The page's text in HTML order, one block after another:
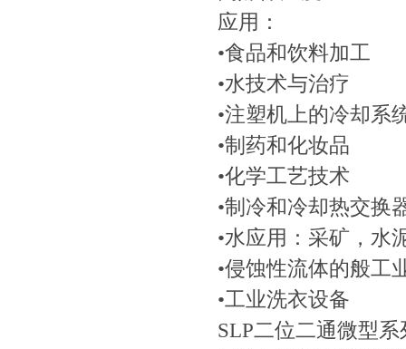
应用：
•食品和饮料加工
•水技术与治疗
•注塑机上的冷却系
•制药和化妆品
•化学工艺技术
•制冷和冷却热交换
•水应用：采矿
•侵蚀性流体的般工
•工业洗衣设备
SLP二位二通微型